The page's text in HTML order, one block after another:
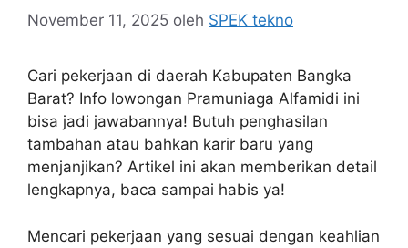
November 11, 2025 oleh SPEK tekno
Cari pekerjaan di daerah Kabupaten Bangka
Barat? Info lowongan Pramuniaga Alfamidi ini
bisa jadi jawabannya! Butuh penghasilan
tambahan atau bahkan karir baru yang
menjanjikan? Artikel ini akan memberikan detail
lengkapnya, baca sampai habis ya!
Mencari pekerjaan yang sesuai dengan keahlian